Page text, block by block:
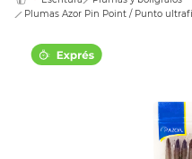
Plumas Azor Pin Point / Punto